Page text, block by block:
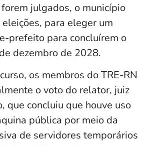
julgados, o município
para eleger um
prefeito para concluírem o
dezembro de 2028.
os membros do TRE-RN
o voto do relator, juiz
que concluiu que houve uso
pública por meio da
de servidores temporários